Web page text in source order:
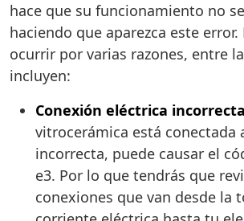
hace que su funcionamiento no
haciendo que aparezca este error.
ocurrir por varias razones, entre
incluyen:
Conexión eléctrica
vitrocerámica está conectada
incorrecta, puede causar el
e3. Por lo que tendrás que
conexiones que van desde la